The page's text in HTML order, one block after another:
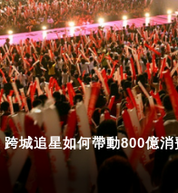
跨城追星如何帶動800億